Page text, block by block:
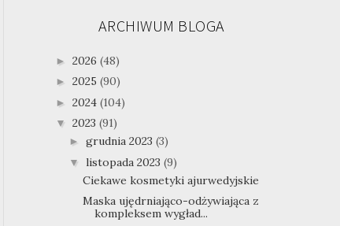
ARCHIWUM BLOGA
► 2026 (48)
► 2025 (90)
► 2024 (104)
▼ 2023 (91)
► grudnia 2023 (3)
▼ listopada 2023 (9)
Ciekawe kosmetyki ajurwedyjskie
Maska ujędrniająco-odżywiająca z
kompleksem wygład...